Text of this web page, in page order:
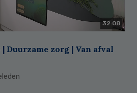
32:08
Duurzame zorg | Van afval